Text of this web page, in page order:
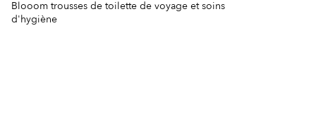
que la totalité de nos vacances. Eh bien rassurez-vous,
[…]